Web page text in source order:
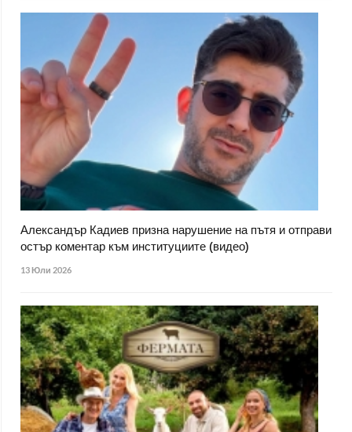
Александър Кадиев призна нарушение на пътя и отправи
остър коментар към институциите (видео)
13 Юли 2026